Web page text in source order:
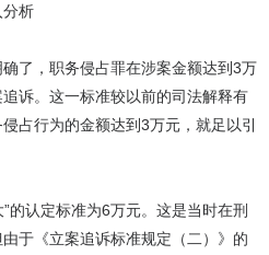
分析
确了，职务侵占罪在涉案金额达到3万
诉。这一标准较以前的司法解释有
占行为的金额达到3万元，就足以引
的认定标准为6万元。这是当时在刑
于《立案追诉标准规定（二）》的